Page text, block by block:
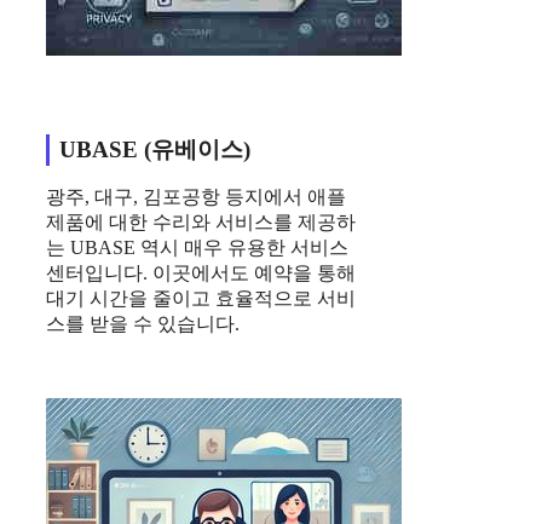
UBASE (유베이스)
광주, 대구, 김포공항 등지에서 애플
제품에 대한 수리와 서비스를 제공하
는 UBASE 역시 매우 유용한 서비스
센터입니다. 이곳에서도 예약을 통해
대기 시간을 줄이고 효율적으로 서비
스를 받을 수 있습니다.